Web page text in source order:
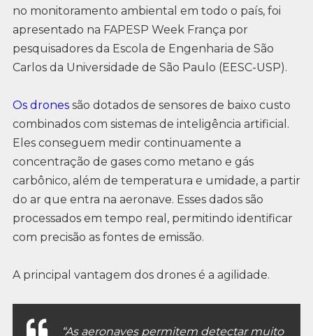
no monitoramento ambiental em todo o país, foi
apresentado na FAPESP Week França por
pesquisadores da Escola de Engenharia de São
Carlos da Universidade de São Paulo (EESC-USP).
Os dronessão dotados de sensores de baixo custo
combinados com sistemas de inteligência artificial.
Eles conseguem medir continuamente a
concentração de gases como metano e gás
carbônico, além de temperatura e umidade, a partir
do ar que entra na aeronave. Esses dados são
processados em tempo real, permitindo identificar
com precisão as fontes de emissão.
A principal vantagem dos drones é a agilidade.
“As aeronaves permitem detectar muito